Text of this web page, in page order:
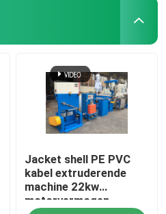
Jacket shell PE PVC
kabel extruderende
machine 22kw
motorvermogen